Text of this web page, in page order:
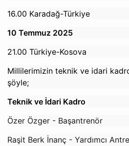
16.00 Karadağ-Türkiye
10 Temmuz 2025
21.00 Türkiye-Kosova
Millilerimizin teknik ve idari
şöyle;
Teknik ve İdari Kadro
Özer Özger - Başantrenör
Raşit Berk İnanç - Yardımcı